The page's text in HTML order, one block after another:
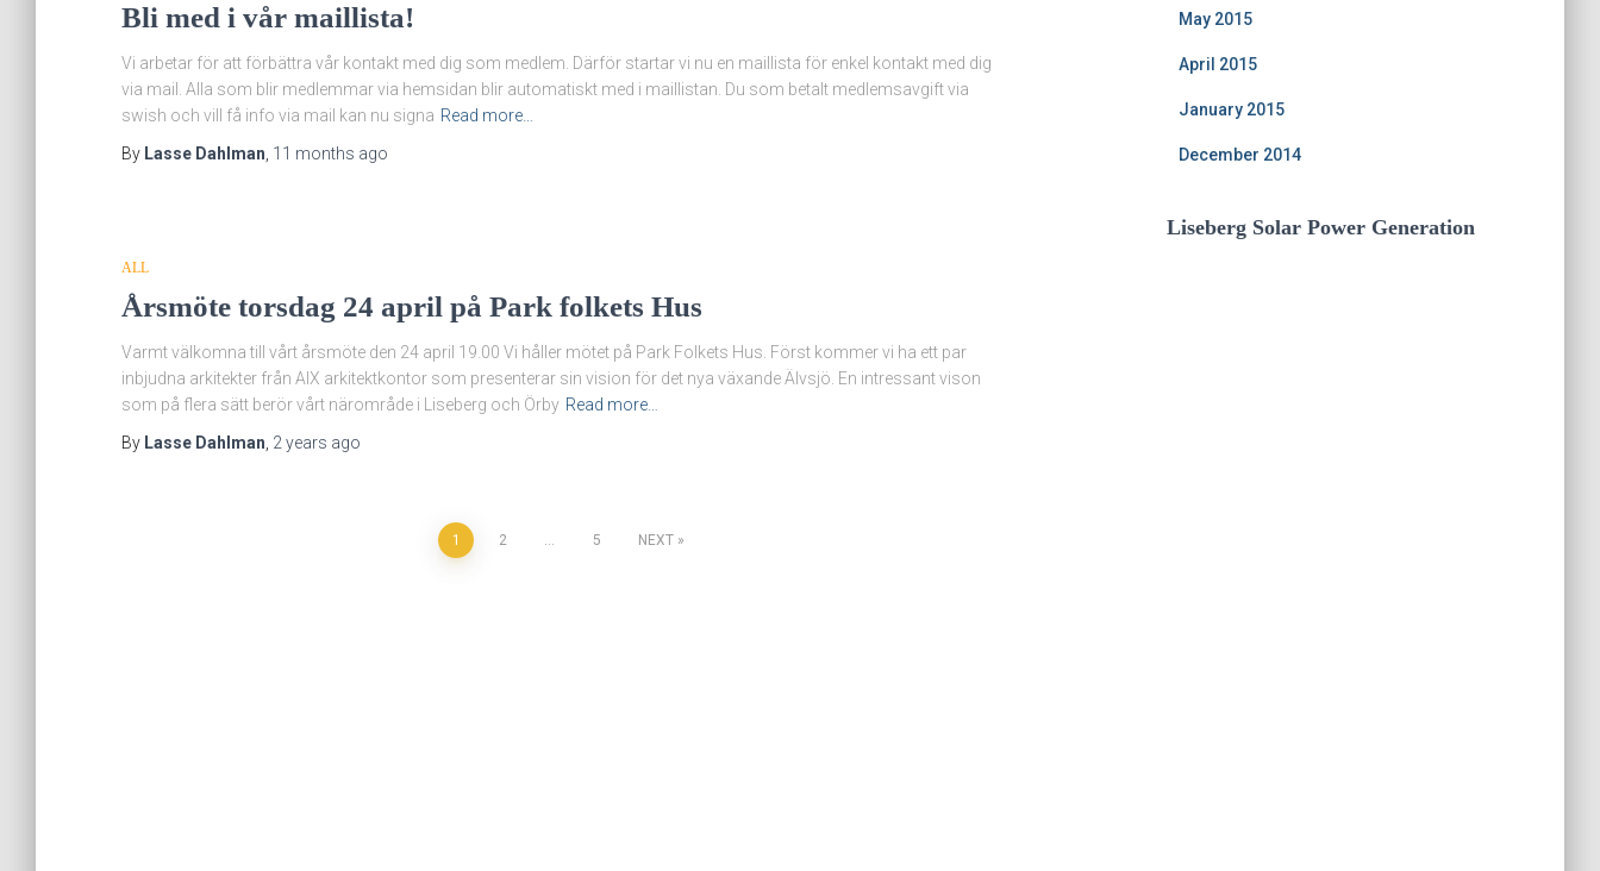
Bli med i vår maillista!
Vi arbetar för att förbättra vår kontakt med dig som medlem. Därför startar vi nu en maillista för enkel kontakt med dig
via mail. Alla som blir medlemmar via hemsidan blir automatiskt med i maillistan. Du som betalt medlemsavgift via
swish och vill få info via mail kan nu signa Read more…
By Lasse Dahlman 11 months ago
ALL
Årsmöte torsdag 24 april på Park folkets Hus
Varmt välkomna till vårt årsmöte den 24 april 19.00 Vi håller mötet på Park Folkets Hus. Först kommer vi ha ett par
inbjudna arkitekter från AIX arkitektkontor som presenterar sin vision för det nya växande Älvsjö. En intressant vison
som på flera sätt berör vårt närområde i Liseberg och Örby Read more…
By Lasse Dahlman 2 years ago
1 2 … 5 NEXT
May 2015
April 2015
January 2015
December 2014
Liseberg Solar Power Generation